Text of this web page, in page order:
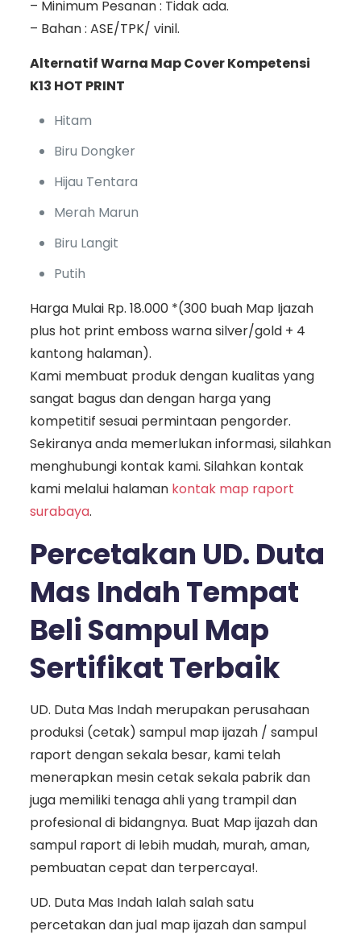
– Minimum Pesanan : Tidak ada.
– Bahan : ASE/TPK/ vinil.
Alternatif Warna Map Cover Kompetensi
K13 HOT PRINT
Hitam
Biru Dongker
Hijau Tentara
Merah Marun
Biru Langit
Putih
Harga Mulai Rp. 18.000 *(300 buah Map Ijazah
plus hot print emboss warna silver/gold + 4
kantong halaman).
Kami membuat produk dengan kualitas yang
sangat bagus dan dengan harga yang
kompetitif sesuai permintaan pengorder.
Sekiranya anda memerlukan informasi, silahkan
menghubungi kontak kami. Silahkan kontak
kami melalui halaman kontak map raport
surabaya.
Percetakan UD. Duta
Mas Indah Tempat
Beli Sampul Map
Sertifikat Terbaik
UD. Duta Mas Indah merupakan perusahaan
produksi (cetak) sampul map ijazah / sampul
raport dengan sekala besar, kami telah
menerapkan mesin cetak sekala pabrik dan
juga memiliki tenaga ahli yang trampil dan
profesional di bidangnya. Buat Map ijazah dan
sampul raport di lebih mudah, murah, aman,
pembuatan cepat dan terpercaya!.
UD. Duta Mas Indah Ialah salah satu
percetakan dan jual map ijazah dan sampul